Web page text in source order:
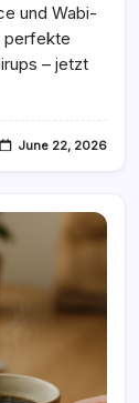
und Wabi-
perfekte
– jetzt
June 22, 2026